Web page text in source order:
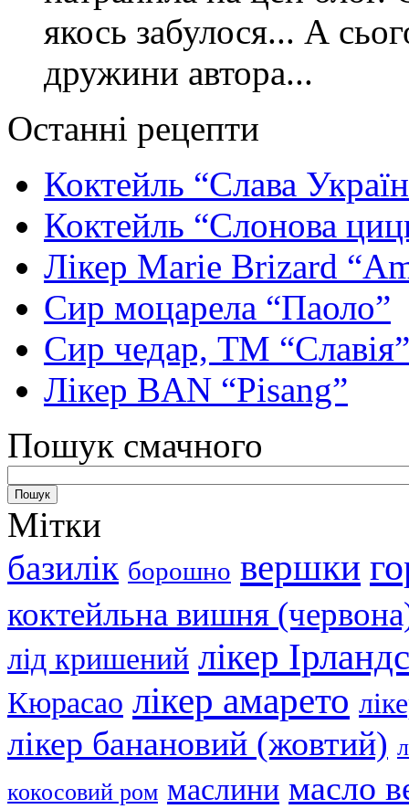
якось забулося... А
дружини автора...
Останні рецепти
Коктейль “Слава
Коктейль “Слонова
Лікер Marie Brizard
Сир моцарела “Паоло”
Сир чедар, ТМ “Славія”
Лікер BAN “Pisang”
Пошук смачного
Мітки
базилік борошно вершки
коктейльна вишня
лід кришений лікер
Кюрасао лікер амарето
лікер банановий (жовтий)
кокосовий ром маслини масло